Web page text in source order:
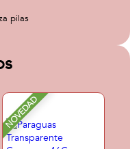
pilas
NOVEDAD